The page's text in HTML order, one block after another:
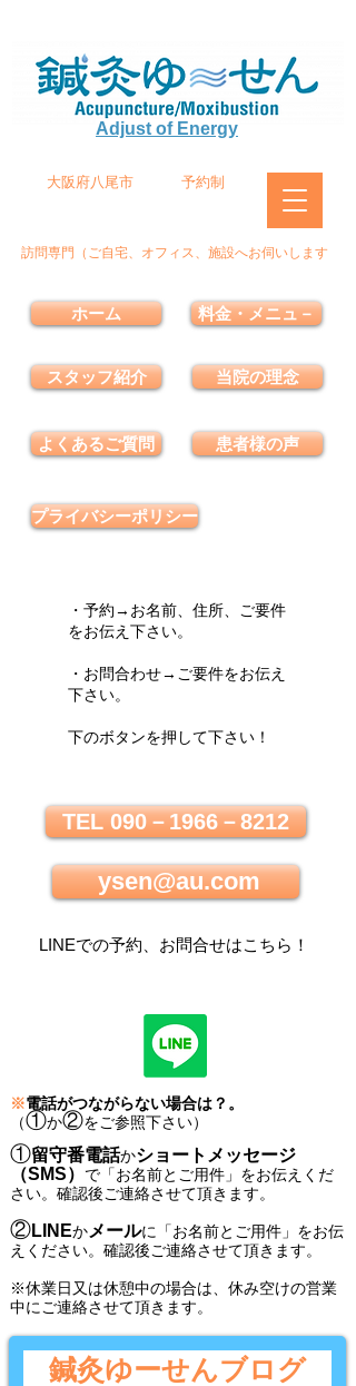
Adjust of Energy
大阪府八尾市 予約制
訪問専門（ご自宅、オフィス、施設へお伺いします
ホーム
スタッフ紹介
よくあるご質問
料金・メニュ－
当院の理念
患者様の声
プライバシーポリシー
・予約→お名前、住所、ご要件
をお伝え下さい。
・お問合わせ→ご要件をお伝え
下さい。
下のボタンを押して下さい！
TEL 090－1966－8212
ysen@au.com
LINEでの予約、お問合せはこちら ！
※電話がつながらない場合は？。
（①か②をご参照下さい）
①留守番電話かショートメッセージ
（SMS） で 「お名前とご用件 」 をお伝えくだ
さい。 確認後ご連絡させて頂きます。
②LINEかメールに 「お名前とご用件 」 をお伝
えください。 確認後ご連絡させて頂きます。
​※休業日又は休憩中の場合は、休み空けの営業
中にご連絡させて頂きます。
鍼灸ゆーせんブログ